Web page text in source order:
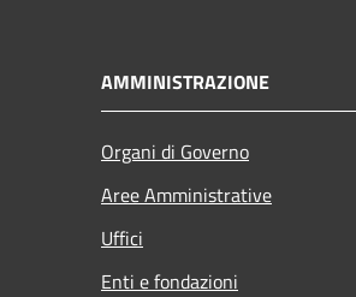
AMMINISTRAZIONE
Organi di Governo
Aree Amministrative
Uffici
Enti e fondazioni